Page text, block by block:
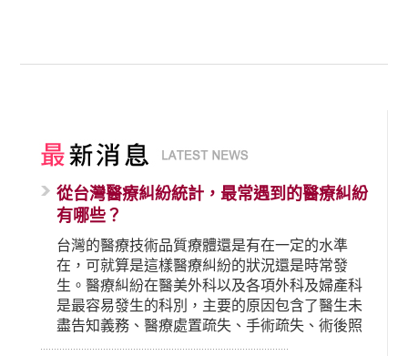
從台灣醫療糾紛統計，最常遇到的醫療糾紛
有哪些？
台灣的醫療技術品質療體還是有在一定的水準
在，可就算是這樣醫療糾紛的狀況還是時常發
生。醫療糾紛在醫美外科以及各項外科及婦產科
是最容易發生的科別，主要的原因包含了醫生未
盡告知義務、醫療處置疏失、手術疏失、術後照
顧失當、醫療費用的收取。雖然醫學進步，但醫